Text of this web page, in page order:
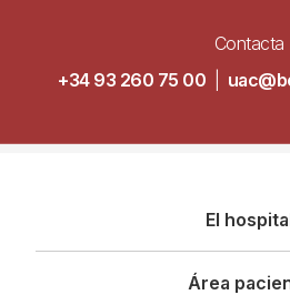
Contacta
+34 93 260 75 00
principal
El
Área